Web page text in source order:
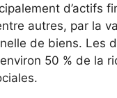
d’actifs
autres, par la
de biens. Les
50 % de la